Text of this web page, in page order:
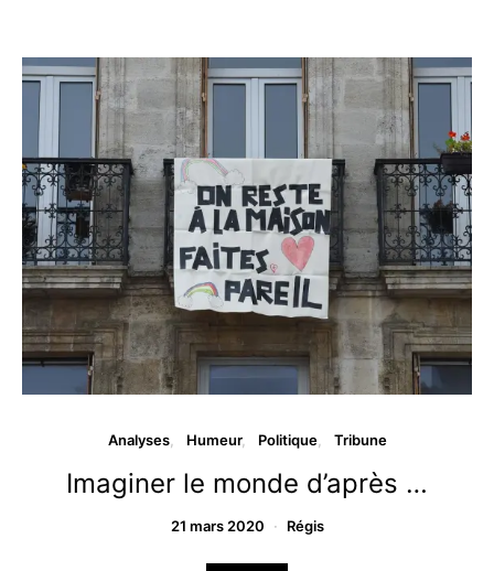
Analyses Humeur Politique Tribune
Imaginer le monde d’après …
21 mars 2020 Régis